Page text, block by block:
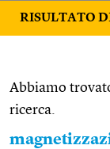
RISULTATO
Abbiamo
ricerca.